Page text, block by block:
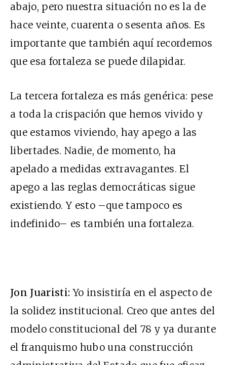
abajo, pero nuestra situación no es la de
hace veinte, cuarenta o sesenta años. Es
importante que también aquí recordemos
que esa fortaleza se puede dilapidar.
La tercera fortaleza es más genérica: pese
a toda la crispación que hemos vivido y
que estamos viviendo, hay apego a las
libertades. Nadie, de momento, ha
apelado a medidas extravagantes. El
apego a las reglas democráticas sigue
existiendo. Y esto –que tampoco es
indefinido– es también una fortaleza.
Jon Juaristi: Yo insistiría en el aspecto de
la solidez institucional. Creo que antes del
modelo constitucional del 78 y ya durante
el franquismo hubo una construcción